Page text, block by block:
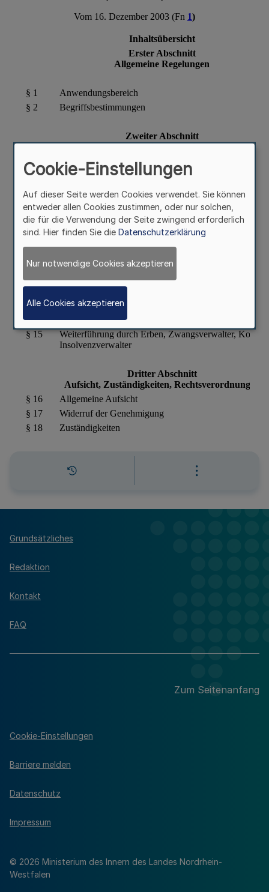
Grundsätzliches
Redaktion
Kontakt
FAQ
Zum Seitenanfang
© 2026 Ministerium des Innern des Landes Nordrhein-
Westfalen
Cookie-Einstellungen
Barriere melden
Datenschutz
Impressum
Cookie-Einstellungen
Auf dieser Seite werden Cookies verwendet. Sie können
entweder allen Cookies zustimmen, oder nur solchen,
die für die Verwendung der Seite zwingend erforderlich
sind. Hier finden Sie die Datenschutzerklärung
Nur notwendige Cookies akzeptieren
Alle Cookies akzeptieren